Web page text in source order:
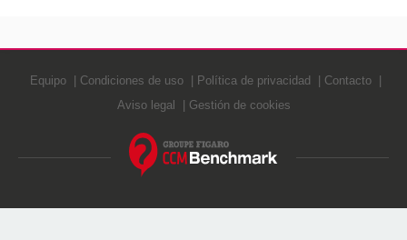
Equipo Condiciones de uso Política de privacidad
Contacto
Aviso legal
Gestión de cookies